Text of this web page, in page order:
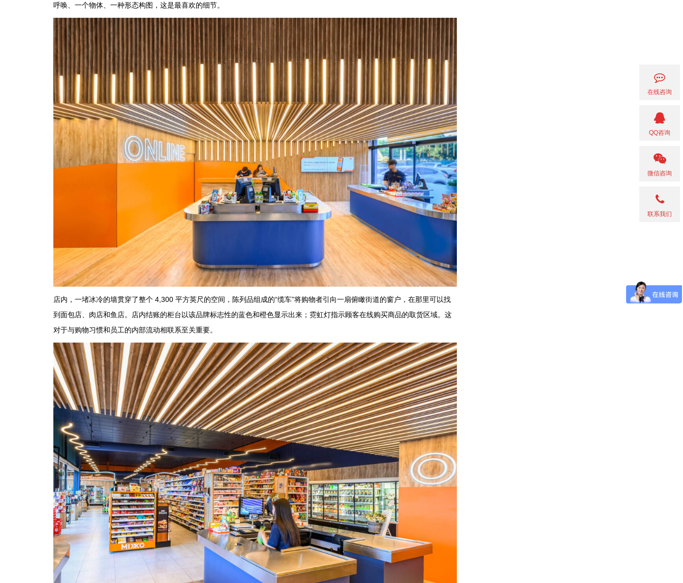
呼唤、一个物体、一种形态构图，这是最喜欢的细节。
店内，一堵冰冷的墙贯穿了整个 4,300 平方英尺的空间，陈列品组成的“缆车”将购物者引向一扇俯瞰街道的窗户，在那里可以找
到面包店、肉店和鱼店。店内结账的柜台以该品牌标志性的蓝色和橙色显示出来；霓虹灯指示顾客在线购买商品的取货区域。这
对于与购物习惯和员工的内部流动相联系至关重要。
在线咨询
QQ咨询
微信咨询
联系我们